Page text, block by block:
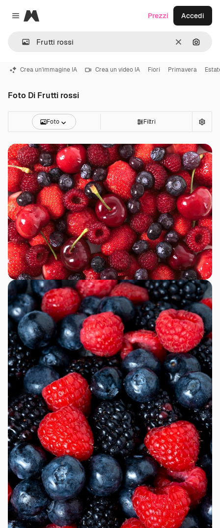
Close menu
Magnific
CancellaCerca
Prezzi Accedi
Crea un'immagine IA Crea un video IA Fiori Primavera
Foto Di Frutti rossi
Foto Filtri